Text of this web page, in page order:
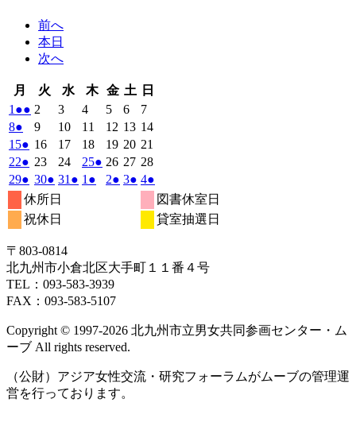
前へ
本日
次へ
月
曜
日
火
曜
日
水
曜
日
木木
曜
日
金金
曜
日
土 土
曜
日
日
1 2025
年
12
月
1
日
●● (2
件
の
イ
ベ
ン
ト)
2 2025
年
12
月
2
日
32025
年
12
月
3
日
42025
年
12
月
4
日
52025
年
12
月
5
日
62025
年
12
月
6
日
72025
年
12
月
7
日
82025
年
12
月
8
日
●
件
の
イ
ベ
ン
ト)
92025
年
12
月
9
日
102025
年
月
10
11
2025
12
月
11
12 2025
年
12
月
12
132025
年
12
月
13
142025
14
日
152025
年
12
月
15
日
● (1
件
の
イ
ベ
ン
162025
12
月
16
日
172025
12
月
182025
年
月
192025
年
12
月
202025
年
12
月
21
月
21
日
222025
年
12
月
22
● (1
件
の
イ
ベ
ト)
232025
年
12
月
23
242025
年
252025
年
● (1
件
ト)
262025
年
272025
年
12
月
282025
年
12
月
28
292025
年
12
月
日
● (1
件
の
イ
ベ
ン
ト)
302025
年
12
月
日
● (1
件
の
イ
ベ
ン
ト)
31 2025
● (1
ン
ト)
1 2026
●
ン
ト)
22026
● (1
ン
ト)
32026
年
● (1
件
の
イ
ン
ト)
42026
年
1
月
●
件
の
イ
ン
休所日
図書休室日
祝休日
貸室抽選日
〒803‐0814
北九州市小倉北区大手町１１番４号
TEL：093‐583‐3939
FAX：093‐583‐5107
Copyright © 1997‐2026 北九州市立男女共同参画センター・ム
ーブ All rights reserved.
（公財）アジア女性交流・研究フォーラムがムーブの管理運
営を行っております。